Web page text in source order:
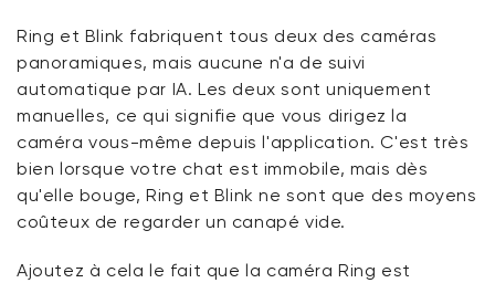
Ring et Blink fabriquent tous deux des caméras
panoramiques, mais aucune n'a de suivi
automatique par IA. Les deux sont uniquement
manuelles, ce qui signifie que vous dirigez la
caméra vous-même depuis l'application. C'est très
bien lorsque votre chat est immobile, mais dès
qu'elle bouge, Ring et Blink ne sont que des moyens
coûteux de regarder un canapé vide.
Ajoutez à cela le fait que la caméra Ring est